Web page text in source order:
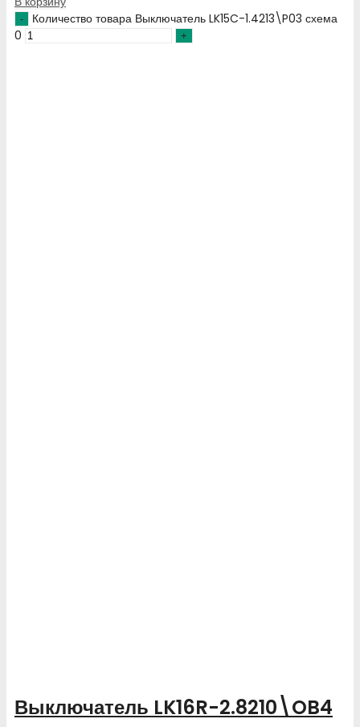
Количество товара Выключатель LK15C-1.4213\P03 схема
0
Выключатель LK16R-2.8210\OB4